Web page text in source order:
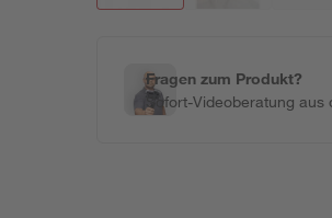
Fragen zum Produkt?
Sofort-Videoberatung